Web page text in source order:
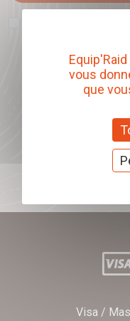
J'accepte que l'ouverture
proposés. Ce choix est
J'offre
Visa /
vous
que